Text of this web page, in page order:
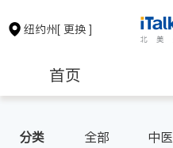
纽约州[ 更换 ]
首页
分类 全部 中医